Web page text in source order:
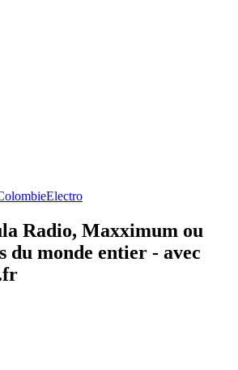
Electro
Radio, Maxximum ou
du monde entier - avec